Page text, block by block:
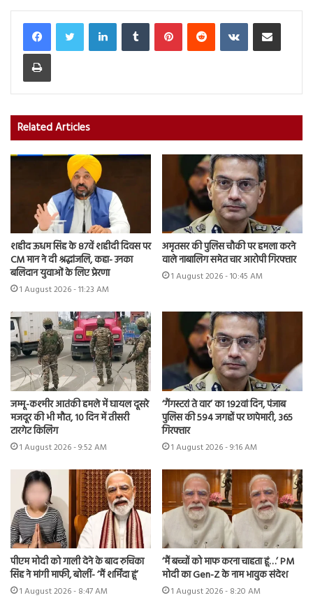
LinkedInTumblr PinterestReddit VKontakteShare via Email
Print
Related Articles
शहीद ऊधम सिंह के 87वें शहीदी दिवस पर
CM मान ने दी श्रद्धांजलि, कहा- उनका
बलिदान युवाओं के लिए प्रेरणा
1 August 2026 - 11:23 AM
अमृतसर की पुलिस चौकी पर हमला करने
वाले नाबालिग समेत चार आरोपी गिरफ्तार
1 August 2026 - 10:45 AM
जम्मू-कश्मीर आतंकी हमले में घायल दूसरे
मजदूर की भी मौत, 10 दिन में तीसरी
टारगेट किलिंग
1 August 2026 - 9:52 AM
‘गैंगस्टरां ते वार’ का 192वां दिन, पंजाब
पुलिस की 594 जगहों पर छापेमारी, 365
गिरफ्तार
1 August 2026 - 9:16 AM
पीएम मोदी को गाली देने के बाद रुचिका
सिंह ने मांगी माफी, बोलीं- ‘मैं शर्मिंदा हूं’
1 August 2026 - 8:47 AM
‘मैं बच्चों को माफ करना चाहता हूं…’ PM
मोदी का Gen-Z के नाम भावुक संदेश
1 August 2026 - 8:20 AM